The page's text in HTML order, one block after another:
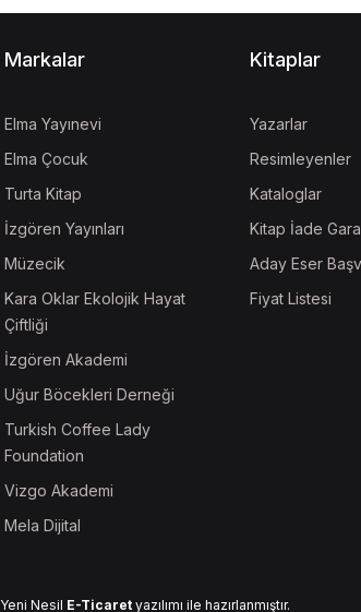
Markalar
Elma Yayınevi
Elma Çocuk
Turta Kitap
İzgören Yayınları
Müzecik
Kara Oklar Ekolojik Hayat
Çiftliği
İzgören Akademi
Uğur Böcekleri Derneği
Turkish Coffee Lady
Foundation
Vizgo Akademi
Mela Dijital
Kitaplar
Yazarlar
Resimleyenler
Kataloglar
Kitap İade
Aday Eser
Fiyat Listesi
Yeni Nesil E-Ticaretyazılımı ile hazırlanmıştır.